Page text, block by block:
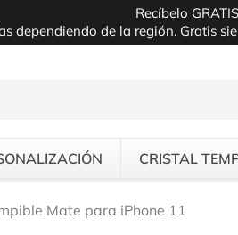
Recíbelo GRATIS
dependiendo de la región. Gratis
CRISTAL
Mate para iPhone 11